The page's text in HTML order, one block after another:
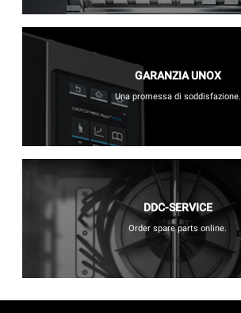
GARANZIA UNOX
Una promessa di soddisfazione.
DDC-SERVICE
Order spare parts online.